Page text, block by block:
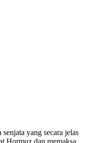
yang secara jelas
Hormuz dan memaksa